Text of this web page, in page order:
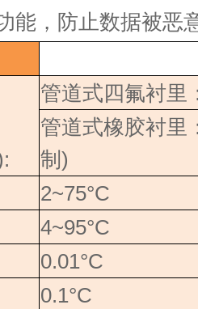
能，防止数据被恶
管道式四氟衬里
管道式橡胶衬里
制 )
2~75°C
4~95°C
0.01°C
0.1°C